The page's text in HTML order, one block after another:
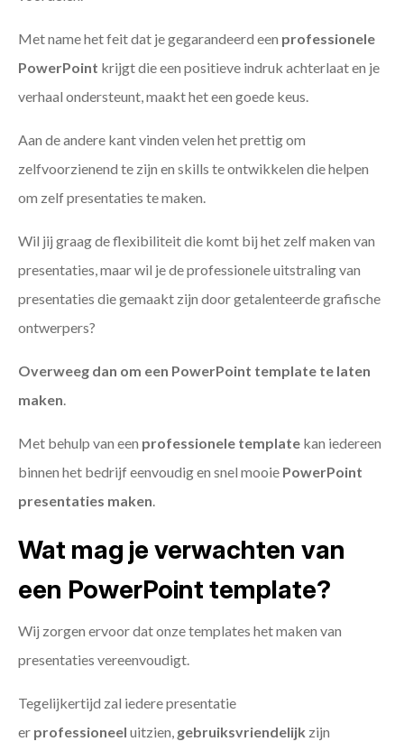
Met name het feit dat je gegarandeerd een professionele
PowerPoint krijgt die een positieve indruk achterlaat en je
verhaal ondersteunt, maakt het een goede keus.
Aan de andere kant vinden velen het prettig om
zelfvoorzienend te zijn en skills te ontwikkelen die helpen
om zelf presentaties te maken.
Wil jij graag de flexibiliteit die komt bij het zelf maken van
presentaties, maar wil je de professionele uitstraling van
presentaties die gemaakt zijn door getalenteerde grafische
ontwerpers?
Overweeg dan om een PowerPoint template te laten
maken.
Met behulp van een professionele template kan iedereen
binnen het bedrijf eenvoudig en snel mooie PowerPoint
presentaties maken.
Wat mag je verwachten van
een PowerPoint template?
Wij zorgen ervoor dat onze templates het maken van
presentaties vereenvoudigt.
Tegelijkertijd zal iedere presentatie
er professioneel uitzien, gebruiksvriendelijk zijn